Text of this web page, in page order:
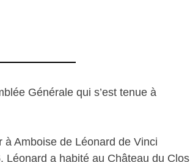
Générale qui s’est tenue à
Amboise de Léonard de Vinci
Léonard a habité au Château du Clos